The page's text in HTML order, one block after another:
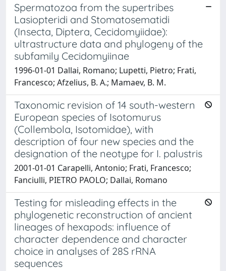
Spermatozoa from the supertribes
Lasiopteridi and Stomatosematidi
(Insecta, Diptera, Cecidomyiidae):
ultrastructure data and phylogeny of the
subfamily Cecidomyiinae
1996-01-01 Dallai, Romano; Lupetti, Pietro; Frati,
Francesco; Afzelius, B. A.; Mamaev, B. M.
Taxonomic revision of 14 south-western
European species of Isotomurus
(Collembola, Isotomidae), with
description of four new species and the
designation of the neotype for I. palustris
2001-01-01 Carapelli, Antonio; Frati, Francesco;
Fanciulli, PIETRO PAOLO; Dallai, Romano
Testing for misleading effects in the
phylogenetic reconstruction of ancient
lineages of hexapods: influence of
character dependence and character
choice in analyses of 28S rRNA
sequences